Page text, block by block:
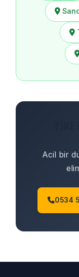
Acil bir
0534